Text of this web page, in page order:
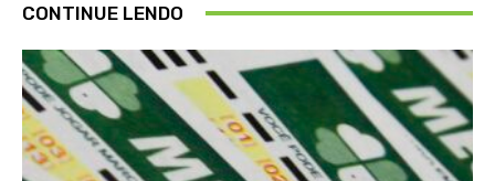
CONTINUE LENDO